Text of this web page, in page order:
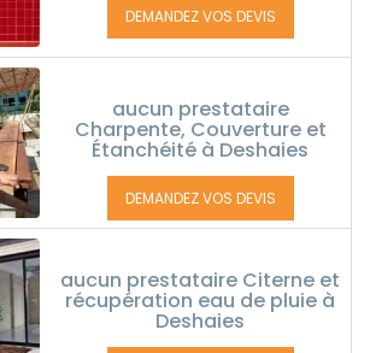
DEMANDEZ VOS DEVIS
aucun prestataire
Charpente, Couverture et
Étanchéité à Deshaies
DEMANDEZ VOS DEVIS
aucun prestataire Citerne et
récupération eau de pluie à
Deshaies